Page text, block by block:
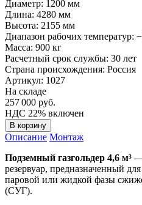
Диаметр: 1200 мм
Длина: 4280 мм
Высота: 2155 мм
Диапазон рабочих температур:
Масса: 900 кг
Расчетный срок службы: 30 лет
Страна происхождения: Россия
Артикул: 1027
На складе
257 000 руб.
НДС 22% включен
В корзину
Описание Монтаж
Подземный газгольдер 4,6 м³ —
резервуар, предназначенный
паровой или жидкой фазы
(СУГ).